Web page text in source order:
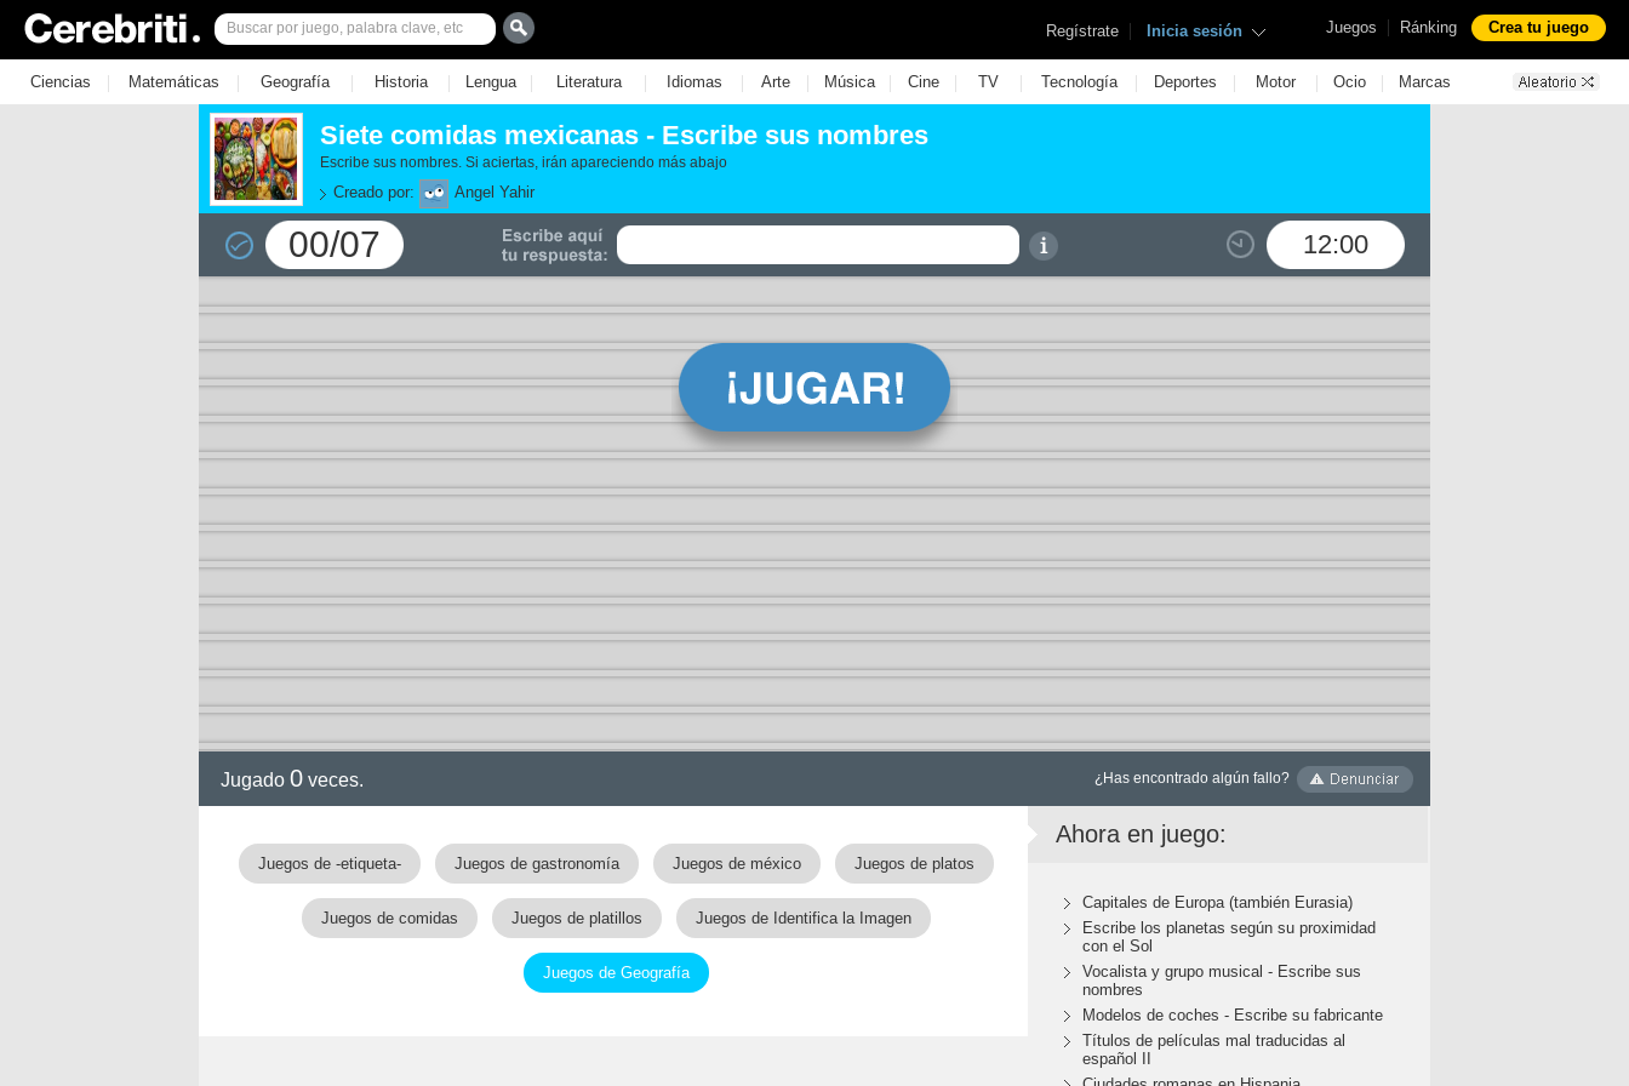
Juegos | Ránking Crea tu juego
Regístrate | Inicia sesión
Ciencias | Matemáticas | Geografía | Historia | Lengua | Literatura | Idiomas | Arte | Música | Cine | TV | Tecnología | Deportes | Motor | Ocio | Marcas
Siete comidas mexicanas - Escribe sus nombres
Escribe sus nombres. Si aciertas, irán apareciendo más abajo
Creado por: Angel Yahir
00/07 12:00
Jugado 0 veces. ¿Has encontrado algún fallo?
Juegos de -etiqueta- Juegos de gastronomía Juegos de méxico Juegos de platos
Juegos de comidas Juegos de platillos Juegos de Identifica la Imagen
Juegos de Geografía
Ahora en juego:
Capitales de Europa (también Eurasia)
Escribe los planetas según su proximidad
con el Sol
Vocalista y grupo musical - Escribe sus
nombres
Modelos de coches - Escribe su fabricante
Títulos de películas mal traducidas al
español II